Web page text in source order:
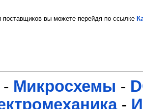
вы можете перейдя по ссылке
- Микросхемы -
-